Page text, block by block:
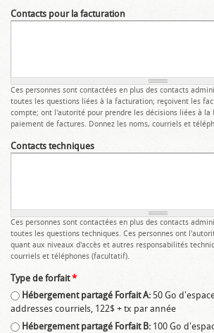
Contacts pour la facturation
Ces personnes sont contactées en plus des contacts
toutes les questions liées à la facturation; reçoivent les
compte; ont l'autorité pour prendre les décisions liées à
paiement de factures. Donnez les noms, courriels et
Contacts techniques
Ces personnes sont contactées en plus des contacts
toutes les questions techniques. Ces personnes ont
quant aux niveaux d'accès et autres responsabilités
courriels et téléphones (facultatif).
Type de forfait*
Hébergement partagé Forfait A: 50 Go
addresses courriels, 122$ + tx par année
Hébergement partagé Forfait B: 100 Go